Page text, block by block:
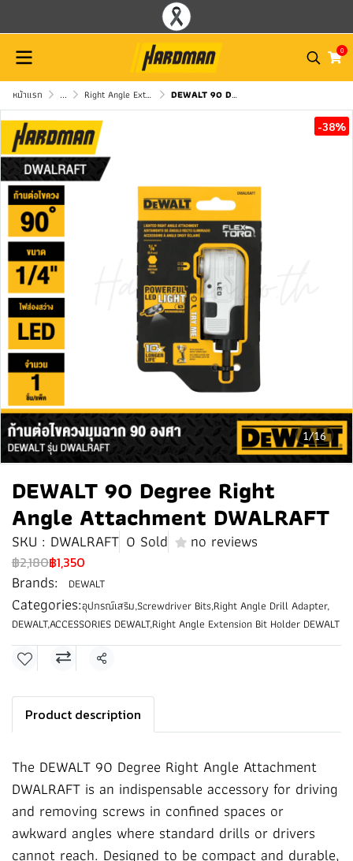
0
หน้าแรก ... Right Angle Extension Bit Holder DEWALT DEWALT 90 Degree Right Angle Attachment DWALRAFT
1/16
-38%
DEWALT 90 Degree Right
Angle Attachment DWALRAFT
SKU : DWALRAFT 0 Sold no reviews
฿2,180฿1,350
Brands: DEWALT
Categories:อุปกรณ์เสริม,Screwdriver Bits,Right Angle Drill Adapter,
DEWALT,ACCESSORIES DEWALT,Right Angle Extension Bit Holder DEWALT
Share
Product description
The DEWALT 90 Degree Right Angle Attachment
DWALRAFT is an indispensable accessory for driving
and removing screws in confined spaces or
awkward angles where standard drills or drivers
cannot reach. Designed to be compact and durable,